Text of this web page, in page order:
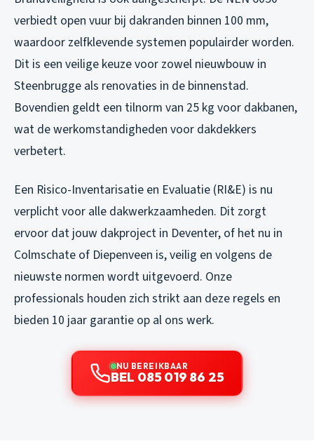
verbiedt open vuur bij dakranden binnen 100 mm,
waardoor zelfklevende systemen populairder worden.
Dit is een veilige keuze voor zowel nieuwbouw in
Steenbrugge als renovaties in de binnenstad.
Bovendien geldt een tilnorm van 25 kg voor dakbanen,
wat de werkomstandigheden voor dakdekkers
verbetert.
Een Risico-Inventarisatie en Evaluatie (RI&E) is nu
verplicht voor alle dakwerkzaamheden. Dit zorgt
ervoor dat jouw dakproject in Deventer, of het nu in
Colmschate of Diepenveen is, veilig en volgens de
nieuwste normen wordt uitgevoerd. Onze
professionals houden zich strikt aan deze regels en
bieden 10 jaar garantie op al ons werk.
NU BEREIKBAAR
BEL 085 019 86 25